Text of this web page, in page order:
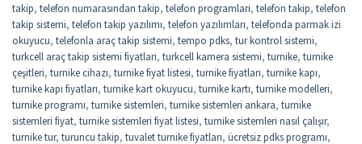
takip, telefon numarasından takip, telefon programlari, telefon takip, telefon
takip sistemi, telefon takip yazılımı, telefon yazılımları, telefonda parmak izi
okuyucu, telefonla araç takip sistemi, tempo pdks, tur kontrol sistemi,
turkcell araç takip sistemi fiyatları, turkcell kamera sistemi, turnike, turnike
çeşitleri, turnike cihazı, turnike fiyat listesi, turnike fiyatları, turnike kapı,
turnike kapı fiyatları, turnike kart okuyucu, turnike kartı, turnike modelleri,
turnike programı, turnike sistemleri, turnike sistemleri ankara, turnike
sistemleri fiyat, turnike sistemleri fiyat listesi, turnike sistemleri nasıl çalışır,
turnike tur, turuncu takip, tuvalet turnike fiyatları, ücretsiz pdks programı,